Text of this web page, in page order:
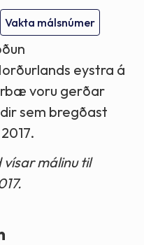
Vakta málsnúmer
eystra á
voru gerðar
sem bregðast
málinu til